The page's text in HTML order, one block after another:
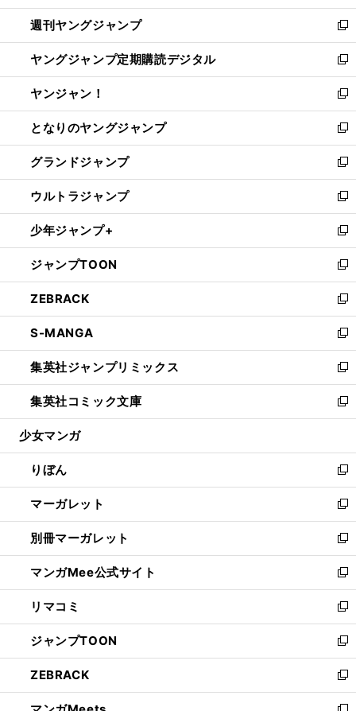
開
く
ウ
で
開
く
ン
ド
ウ
で
開
く
ウ
ィ
ン
ド
ウ
で
開
く
週刊ヤングジャンプ
新
し
い
ウ
ィ
ン
ド
ウ
で
開
く
ヤングジャンプ定期購読デジタル
新
し
い
ウ
ィ
ン
ド
ウ
で
開
く
ヤンジャン！
新
し
い
ウ
ィ
ン
ド
ウ
で
開
く
となりのヤングジャンプ
新
し
い
ウ
ィ
ン
ド
ウ
で
開
く
グランドジャンプ
新
し
い
ウ
ィ
ン
ド
ウ
で
開
く
ウルトラジャンプ
新
し
い
ウ
ィ
ン
ド
ウ
で
開
く
少年ジャンプ+
新
し
い
ウ
ィ
ン
ド
ウ
で
開
く
ジャンプTOON
新
し
い
ウ
ィ
ン
ド
ウ
で
開
ZEBRACK
新
し
い
ウ
ィ
ン
ド
ウ
開
く
S-MANGA
新
し
い
ウ
ィ
ン
ウ
で
開
く
集英社ジャンプリミックス
新
し
い
ウ
ン
ド
ウ
で
開
く
集英社コミック文庫
新
し
ウ
ィ
ン
ド
ウ
で
開
く
少女マンガ
りぼん
新
し
い
ウ
ィ
ン
ド
ウ
で
開
く
マーガレット
新
し
い
ウ
ィ
ン
ド
ウ
で
開
く
別冊マーガレット
新
し
い
ウ
ィ
ン
ド
ウ
で
開
マンガMee公式サイト
新
し
い
ウ
ィ
ン
ド
ウ
リマコミ
新
し
い
ウ
ィ
ン
ジャンプTOON
新
し
い
ウ
ZEBRACK
新
し